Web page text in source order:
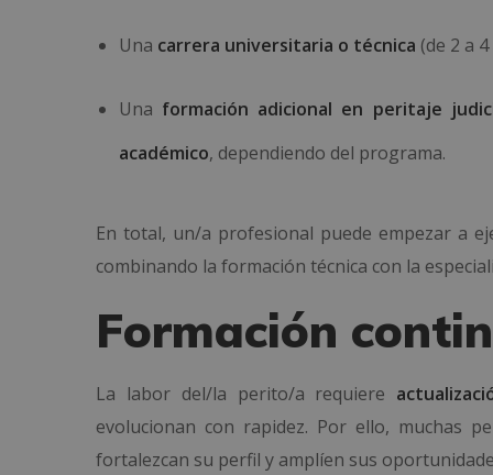
Una carrera universitaria o técnica (de 2 a
Una formación adicional en peritaje
académico, dependiendo del programa.
En total, un/a profesional puede empezar a
combinando la formación técnica con la
Formación
La labor del/la perito/a requiere
evolucionan con rapidez. Por ello, muchas
fortalezcan su perfil y amplíen sus